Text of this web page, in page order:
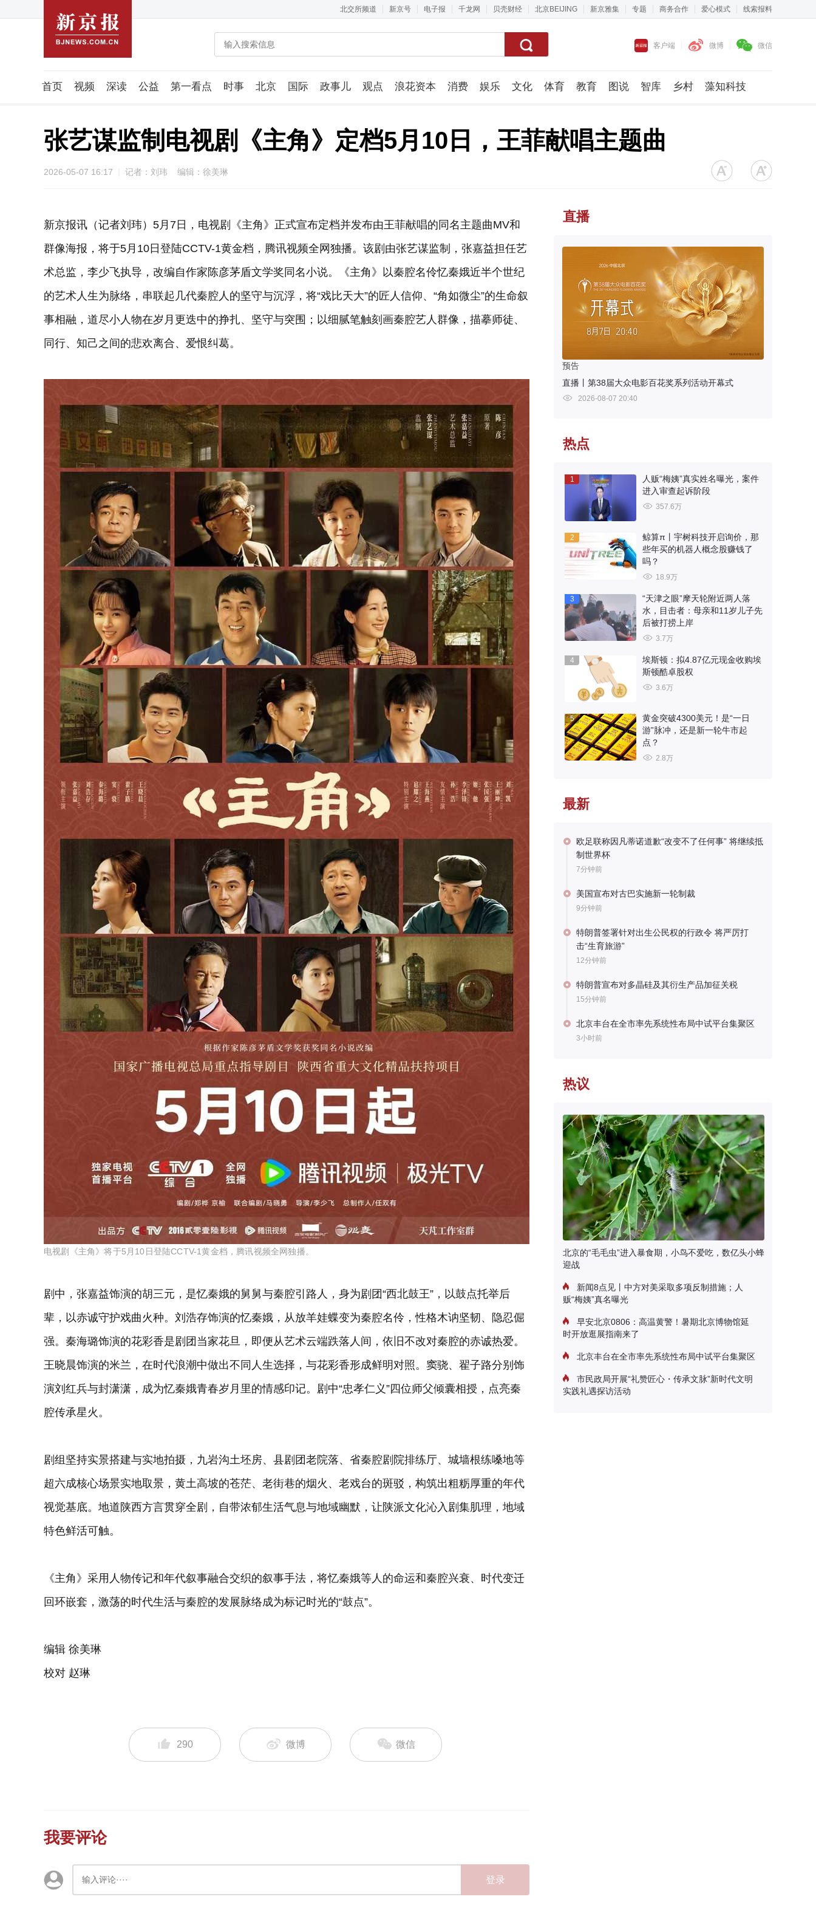
北交所频道 新京号 电子报 千龙网 贝壳财经 北京BEIJING 新京雅集 专题 商务合作 爱心模式 线索报料
客户端 微博 微信
首页 视频 深读 公益 第一看点 时事 北京 国际 政事儿 观点 浪花资本 消费 娱乐 文化 体育 教育 图说 智库 乡村 藻知科技
张艺谋监制电视剧《主角》定档5月10日，王菲献唱主题曲
2026-05-07 16:17 记者：刘玮 编辑：徐美琳
新京报讯（记者刘玮）5月7日，电视剧《主角》正式宣布定档并发布由王菲献唱的同名主题曲MV和
群像海报，将于5月10日登陆CCTV-1黄金档，腾讯视频全网独播。该剧由张艺谋监制，张嘉益担任艺
术总监，李少飞执导，改编自作家陈彦茅盾文学奖同名小说。《主角》以秦腔名伶忆秦娥近半个世纪
的艺术人生为脉络，串联起几代秦腔人的坚守与沉浮，将“戏比天大”的匠人信仰、“角如微尘”的生命叙
事相融，道尽小人物在岁月更迭中的挣扎、坚守与突围；以细腻笔触刻画秦腔艺人群像，描摹师徒、
同行、知己之间的悲欢离合、爱恨纠葛。
电视剧《主角》将于5月10日登陆CCTV-1黄金档，腾讯视频全网独播。
剧中，张嘉益饰演的胡三元，是忆秦娥的舅舅与秦腔引路人，身为剧团“西北鼓王”，以鼓点托举后
辈，以赤诚守护戏曲火种。刘浩存饰演的忆秦娥，从放羊娃蝶变为秦腔名伶，性格木讷坚韧、隐忍倔
强。秦海璐饰演的花彩香是剧团当家花旦，即便从艺术云端跌落人间，依旧不改对秦腔的赤诚热爱。
王晓晨饰演的米兰，在时代浪潮中做出不同人生选择，与花彩香形成鲜明对照。窦骁、翟子路分别饰
演刘红兵与封潇潇，成为忆秦娥青春岁月里的情感印记。剧中“忠孝仁义”四位师父倾囊相授，点亮秦
腔传承星火。
剧组坚持实景搭建与实地拍摄，九岩沟土坯房、县剧团老院落、省秦腔剧院排练厅、城墙根练嗓地等
超六成核心场景实地取景，黄土高坡的苍茫、老街巷的烟火、老戏台的斑驳，构筑出粗粝厚重的年代
视觉基底。地道陕西方言贯穿全剧，自带浓郁生活气息与地域幽默，让陕派文化沁入剧集肌理，地域
特色鲜活可触。
《主角》采用人物传记和年代叙事融合交织的叙事手法，将忆秦娥等人的命运和秦腔兴衰、时代变迁
回环嵌套，激荡的时代生活与秦腔的发展脉络成为标记时光的“鼓点”。
编辑 徐美琳
校对 赵琳
290 微博 微信
我要评论
登录
直播
预告
直播丨第38届大众电影百花奖系列活动开幕式
2026-08-07 20:40
热点
1
人贩“梅姨”真实姓名曝光，案件
进入审查起诉阶段
357.6万
2
鲸算π丨宇树科技开启询价，那
些年买的机器人概念股赚钱了
吗？
18.9万
3
“天津之眼”摩天轮附近两人落
水，目击者：母亲和11岁儿子先
后被打捞上岸
3.7万
4
埃斯顿：拟4.87亿元现金收购埃
斯顿酷卓股权
3.6万
5
黄金突破4300美元！是“一日
游”脉冲，还是新一轮牛市起
点？
2.8万
最新
欧足联称因凡蒂诺道歉“改变不了任何事” 将继续抵
制世界杯
7分钟前
美国宣布对古巴实施新一轮制裁
9分钟前
特朗普签署针对出生公民权的行政令 将严厉打
击“生育旅游”
12分钟前
特朗普宣布对多晶硅及其衍生产品加征关税
15分钟前
北京丰台在全市率先系统性布局中试平台集聚区
3小时前
热议
北京的“毛毛虫”进入暴食期，小鸟不爱吃，数亿头小蜂
迎战
新闻8点见丨中方对美采取多项反制措施；人
贩“梅姨”真名曝光
早安北京0806：高温黄警！暑期北京博物馆延
时开放逛展指南来了
北京丰台在全市率先系统性布局中试平台集聚区
市民政局开展“礼赞匠心・传承文脉”新时代文明
实践礼遇探访活动